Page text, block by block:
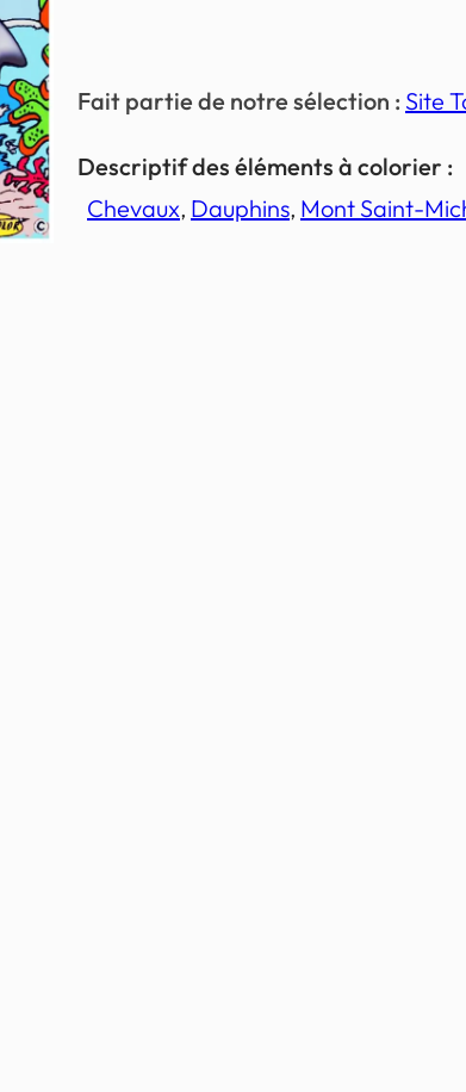
Fait partie de notre sélection : Site
Descriptif des éléments à colorier :
Chevaux, Dauphins, Mont Saint-